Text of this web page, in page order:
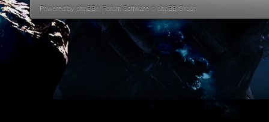
Powered by phpBB® Forum Software © phpBB Group